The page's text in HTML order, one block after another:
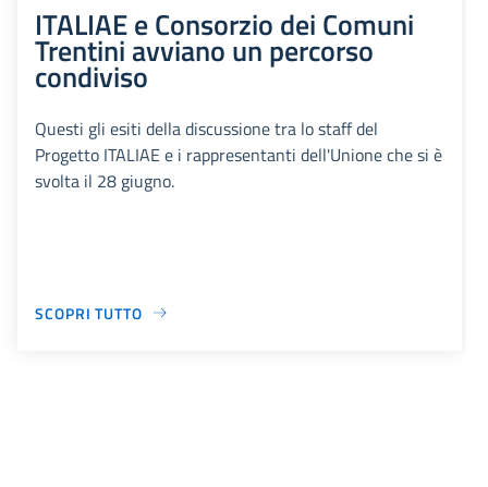
ITALIAE e Consorzio dei Comuni
Trentini avviano un percorso
condiviso
Questi gli esiti della discussione tra lo staff del
Progetto ITALIAE e i rappresentanti dell'Unione che si è
svolta il 28 giugno.
SCOPRI TUTTO